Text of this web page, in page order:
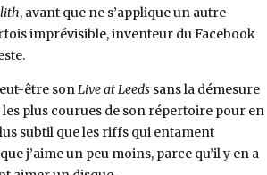
, avant que ne s’applique un autre
imprévisible, inventeur du Facebook
être sonLive at Leedssans la démesure
plus courues de son répertoire pour en
subtil que les riffs qui entament
j’aime un peu moins, parce qu’il y en a